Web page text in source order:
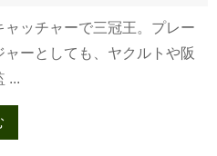
ャッチャーで三冠王。プレー
ャーとしても、ヤクルトや阪
...